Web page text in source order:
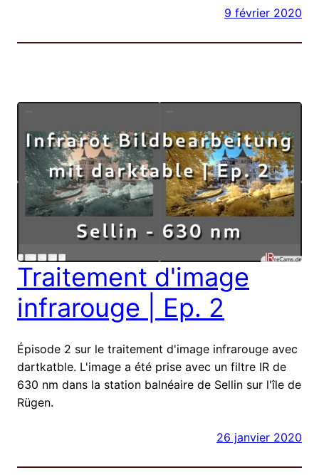
9 février 2020
Traitement d'image
infrarouge | Ep. 2
Épisode 2 sur le traitement d'image infrarouge avec
dartkatble. L'image a été prise avec un filtre IR de
630 nm dans la station balnéaire de Sellin sur l'île de
Rügen.
26 janvier 2020